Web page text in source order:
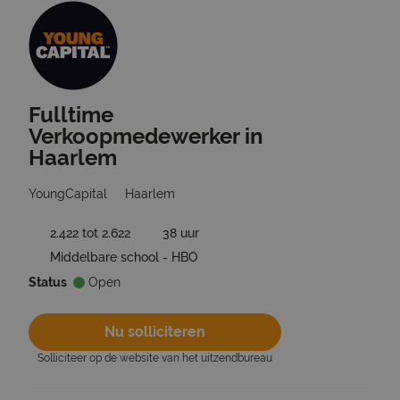
Fulltime
Verkoopmedewerker in
Haarlem
YoungCapital Haarlem
2.422 tot 2.622
38 uur
Middelbare school - HBO
Status
Open
Nu solliciteren
Solliciteer op de website van het uitzendbureau